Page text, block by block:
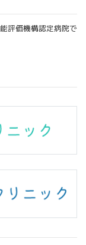
評価機構認定病院で